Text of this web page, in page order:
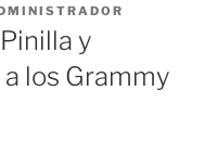
y
los Grammy